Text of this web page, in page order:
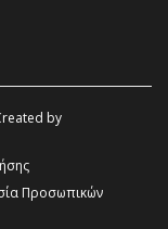
by
Προσωπικών